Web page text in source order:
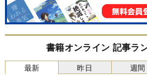
書籍オンライン 記事ラ
最新 昨日 週間